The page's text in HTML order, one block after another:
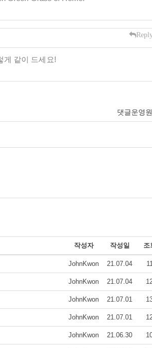
게 같이 드세요!
댓글운영
작성자 작성일 조
JohnKwon 21.07.04
JohnKwon 21.07.04
JohnKwon 21.07.01
JohnKwon 21.07.01
JohnKwon 21.06.30